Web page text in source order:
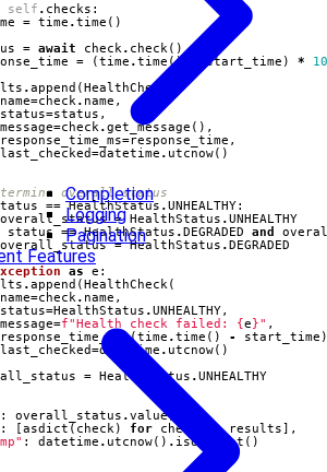
Completion
Logging
Pagination
Features
self . checks :
= time .time ()
= await check . check ()
= (time .time () start_time ) *
.append (HealthCheck
name=check . name ,
status=status ,
message=check .get_message (),
response_time_ms=response_time ,
last_checked=datetime . utcnow()
overall status
== HealthStatus .UNHEALTHY:
overall_status = HealthStatus .UNHEALTHY
status == HealthStatus .DEGRADED and
overall_status = HealthStatus .DEGRADED
as e :
.append (HealthCheck (
name=check . name ,
status=HealthStatus .UNHEALTHY,
message=f"Health check failed: {e}" ,
response_time_ms
=(time .time () - start_time )
last_checked=datetime . utcnow()
= HealthStatus .UNHEALTHY
: overall_status .value,
: [asdict ( check ) for check in results],
: datetime . utcnow() . isoformat ()